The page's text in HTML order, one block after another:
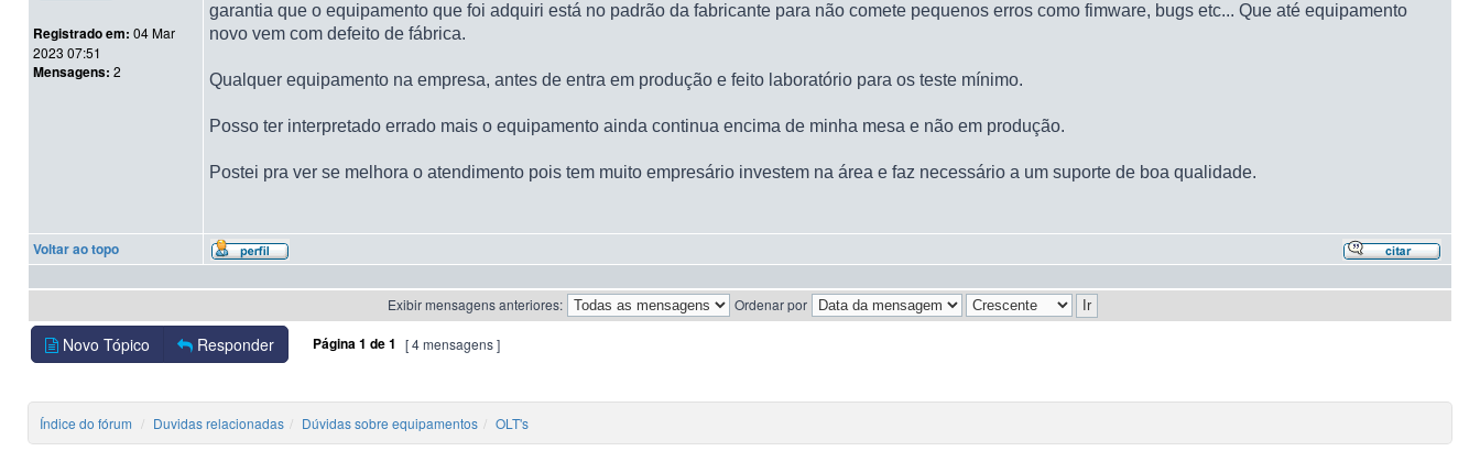
Registrado em: 04 Mar
2023 07:51
Mensagens: 2
garantia que o equipamento que foi adquiri está no padrão da fabricante para não comete pequenos erros como fimware, bugs etc... Que até equipamento
novo vem com defeito de fábrica.
Qualquer equipamento na empresa, antes de entra em produção e feito laboratório para os teste mínimo.
Posso ter interpretado errado mais o equipamento ainda continua encima de minha mesa e não em produção.
Postei pra ver se melhora o atendimento pois tem muito empresário investem na área e faz necessário a um suporte de boa qualidade.
Voltar ao topo
Exibir mensagens anteriores: Ordenar por
Novo Tópico Responder Página1 de1 [ 4 mensagens ]
Índice do fórum Duvidas relacionadas Dúvidas sobre equipamentos OLT's